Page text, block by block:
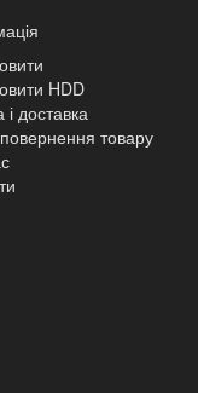
HDD
доставка
товару